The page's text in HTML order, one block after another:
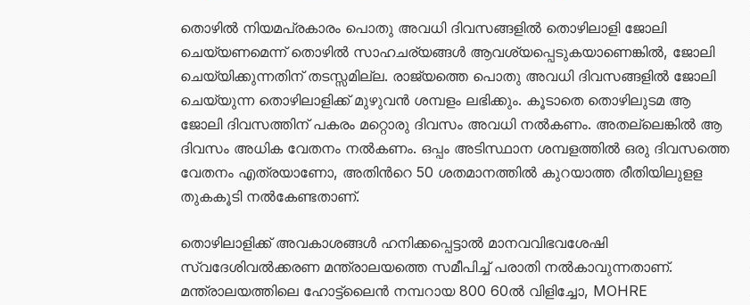
തൊഴിൽ നിയമപ്രകാരം പൊതു അവധി ദിവസങ്ങളിൽ തൊഴിലാളി ജോലി
ചെയ്യണമെന്ന് തൊഴിൽ സാഹചര്യങ്ങൾ ആവശ്യപ്പെടുകയാണെങ്കിൽ, ജോലി
ചെയ്യിക്കുന്നതിന് തടസ്സമില്ല. രാജ്യത്തെ പൊതു അവധി ദിവസങ്ങളിൽ ജോലി
ചെയ്യുന്ന തൊഴിലാളിക്ക് മുഴുവൻ ശമ്പളം ലഭിക്കും. കൂടാതെ തൊഴിലുടമ ആ
ജോലി ദിവസത്തിന് പകരം മറ്റൊരു ദിവസം അവധി നൽകണം. അതല്ലെങ്കിൽ ആ
ദിവസം അധിക വേതനം നൽകണം. ഒപ്പം അടിസ്ഥാന ശമ്പളത്തിൽ ഒരു ദിവസത്തെ
വേതനം എത്രയാണോ, അതിൻറെ 50 ശതമാനത്തിൽ കുറയാത്ത രീതിയിലുളള
തുകകൂടി നൽകേണ്ടതാണ്.
തൊഴിലാളിക്ക് അവകാശങ്ങൾ ഹനിക്കപ്പെട്ടാൽ മാനവവിഭവശേഷി
സ്വദേശിവൽക്കരണ മന്ത്രാലയത്തെ സമീപിച്ച് പരാതി നൽകാവുന്നതാണ്.
മന്ത്രാലയത്തിലെ ഹോട്ട്‌ലൈൻ നമ്പറായ 800 60ൽ വിളിച്ചോ, MOHRE